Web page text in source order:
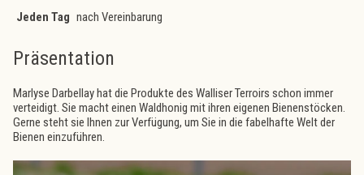
Jeden Tag nach Vereinbarung
Präsentation
Marlyse Darbellay hat die Produkte des Walliser Terroirs schon immer
verteidigt. Sie macht einen Waldhonig mit ihren eigenen Bienenstöcken.
Gerne steht sie Ihnen zur Verfügung, um Sie in die fabelhafte Welt der
Bienen einzuführen.